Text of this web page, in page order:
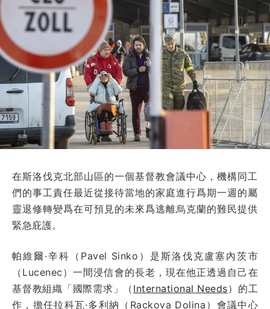
在斯洛伐克北部山區的一個基督教會議中心，機構同工
們的事工責任最近從接待當地的家庭進行爲期一週的屬
靈退修轉變爲在可預見的未來爲逃離烏克蘭的難民提供
緊急庇護。
帕維爾·辛科（Pavel Sinko）是斯洛伐克盧塞內茨市
（Lucenec）一間浸信會的長老，現在他正透過自己在
基督教組織「國際需求」（ International Needs）的工
作，擔任拉科瓦·多利納（Rackova Dolina）會議中心